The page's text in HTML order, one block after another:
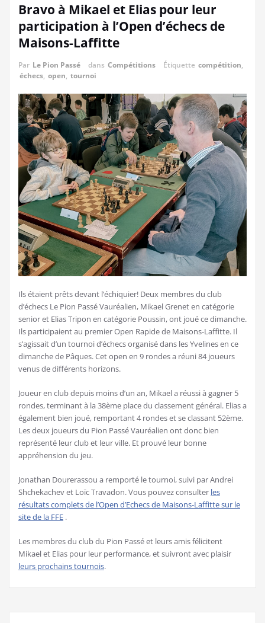
Bravo à Mikael et Elias pour leur
participation à l’Open d’échecs de
Maisons-Laffitte
Par Le Pion Passé dans Compétitions Étiquette compétition,
échecs, open, tournoi
Ils étaient prêts devant l’échiquier! Deux membres du club
d’échecs Le Pion Passé Vauréalien, Mikael Grenet en catégorie
senior et Elias Tripon en catégorie Poussin, ont joué ce dimanche.
Ils participaient au premier Open Rapide de Maisons-Laffitte. Il
s’agissait d’un tournoi d’échecs organisé dans les Yvelines en ce
dimanche de Pâques. Cet open en 9 rondes a réuni 84 joueurs
venus de différents horizons.
Joueur en club depuis moins d’un an, Mikael a réussi à gagner 5
rondes, terminant à la 38ème place du classement général. Elias a
également bien joué, remportant 4 rondes et se classant 52ème.
Les deux joueurs du Pion Passé Vauréalien ont donc bien
représenté leur club et leur ville. Et prouvé leur bonne
appréhension du jeu.
Jonathan Dourerassou a remporté le tournoi, suivi par Andrei
Shchekachev et Loïc Travadon. Vous pouvez consulter les
résultats complets de l’Open d’Echecs de Maisons-Laffitte sur le
site de la FFE .
Les membres du club du Pion Passé et leurs amis félicitent
Mikael et Elias pour leur performance, et suivront avec plaisir
leurs prochains tournois.